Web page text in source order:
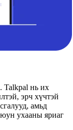
Talkpal нь их
эрч хүчтэй
амьд
ухааны яриаг